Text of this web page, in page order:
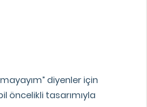
diyenler için
öncelikli tasarımıyla